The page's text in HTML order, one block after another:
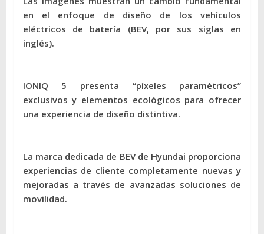
en el enfoque de diseño de los vehículos
eléctricos de batería (BEV, por sus siglas en
inglés).
IONIQ 5 presenta “píxeles paramétricos”
exclusivos y elementos ecológicos para ofrecer
una experiencia de diseño distintiva.
La marca dedicada de BEV de Hyundai proporciona
experiencias de cliente completamente nuevas y
mejoradas a través de avanzadas soluciones de
movilidad.